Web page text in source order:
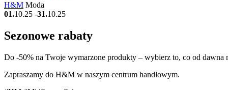
H&M Moda
01.10.25 -31.10.25
Sezonowe rabaty
Do -50% na Twoje wymarzone produkty – wybierz to, co od dawna
Zapraszamy do H&M w naszym centrum handlowym.